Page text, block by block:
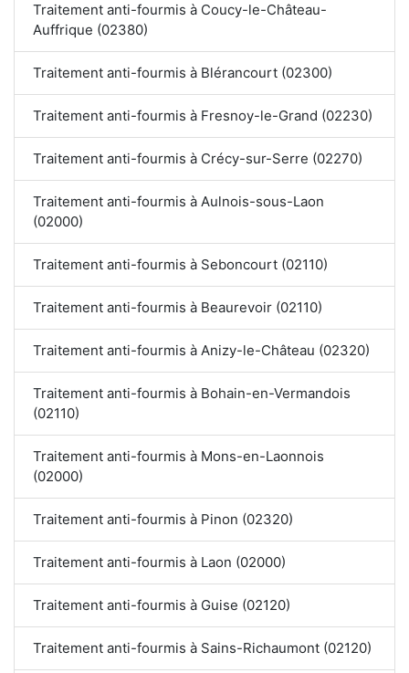
Traitement anti-fourmis à Coucy-le-Château-
Auffrique (02380)
Traitement anti-fourmis à Blérancourt (02300)
Traitement anti-fourmis à Fresnoy-le-Grand (02230)
Traitement anti-fourmis à Crécy-sur-Serre (02270)
Traitement anti-fourmis à Aulnois-sous-Laon
(02000)
Traitement anti-fourmis à Seboncourt (02110)
Traitement anti-fourmis à Beaurevoir (02110)
Traitement anti-fourmis à Anizy-le-Château (02320)
Traitement anti-fourmis à Bohain-en-Vermandois
(02110)
Traitement anti-fourmis à Mons-en-Laonnois
(02000)
Traitement anti-fourmis à Pinon (02320)
Traitement anti-fourmis à Laon (02000)
Traitement anti-fourmis à Guise (02120)
Traitement anti-fourmis à Sains-Richaumont (02120)